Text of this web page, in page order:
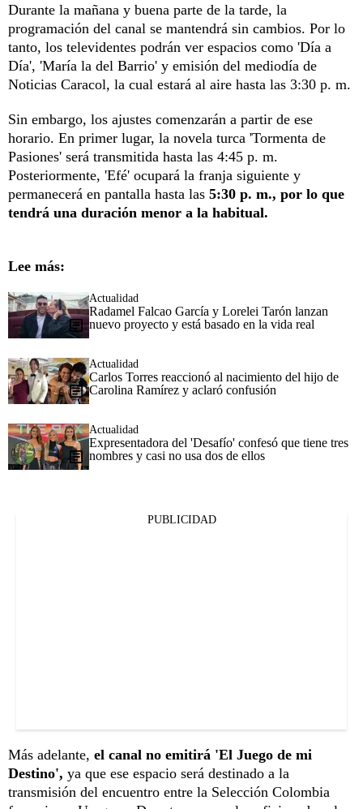
Durante la mañana y buena parte de la tarde, la
programación del canal se mantendrá sin cambios. Por lo
tanto, los televidentes podrán ver espacios como 'Día a
Día', 'María la del Barrio' y emisión del mediodía de
Noticias Caracol, la cual estará al aire hasta las 3:30 p. m.
Sin embargo, los ajustes comenzarán a partir de ese
horario. En primer lugar, la novela turca 'Tormenta de
Pasiones' será transmitida hasta las 4:45 p. m.
Posteriormente, 'Efé' ocupará la franja siguiente y
permanecerá en pantalla hasta las 5:30 p. m., por lo que
tendrá una duración menor a la habitual.
Lee más:
Actualidad
Radamel Falcao García y Lorelei Tarón lanzan
nuevo proyecto y está basado en la vida real
Actualidad
Carlos Torres reaccionó al nacimiento del hijo de
Carolina Ramírez y aclaró confusión
Actualidad
Expresentadora del 'Desafío' confesó que tiene tres
nombres y casi no usa dos de ellos
PUBLICIDAD
Más adelante, el canal no emitirá 'El Juego de mi
Destino', ya que ese espacio será destinado a la
transmisión del encuentro entre la Selección Colombia